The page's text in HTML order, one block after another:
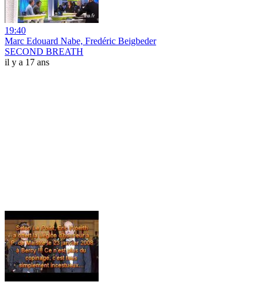
19:40
Marc Edouard Nabe, Fredéric Beigbeder
SECOND BREATH
il y a 17 ans